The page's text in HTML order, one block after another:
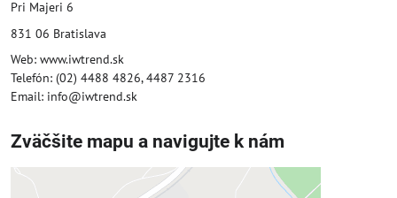
Pri Majeri 6
831 06 Bratislava
Web: www.iwtrend.sk
Telefón: (02) 4488 4826, 4487 2316
Email: info@iwtrend.sk
Zväčšite mapu a navigujte k nám